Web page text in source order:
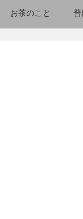
お茶のこと 普